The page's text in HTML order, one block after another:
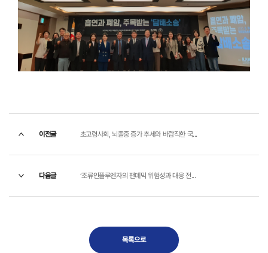
이전글 초고령사회, 뇌졸중 증가 추세와 바람직한 국...
다음글 ‘조류인플루엔자의 팬데믹 위험성과 대응 전...
목록으로